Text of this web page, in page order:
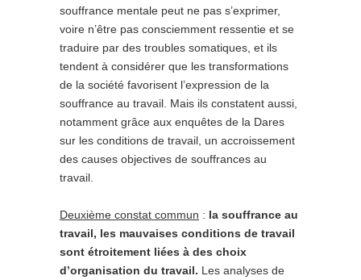
souffrance mentale peut ne pas s’exprimer,
voire n’être pas consciemment ressentie et se
traduire par des troubles somatiques, et ils
tendent à considérer que les transformations
de la société favorisent l’expression de la
souffrance au travail. Mais ils constatent aussi,
notamment grâce aux enquêtes de la Dares
sur les conditions de travail, un accroissement
des causes objectives de souffrances au
travail.
Deuxième constat commun : la souffrance au
travail, les mauvaises conditions de travail
sont étroitement liées à des choix
d’organisation du travail. Les analyses de